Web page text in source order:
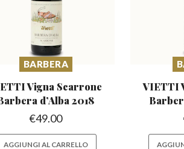
BARBERA
Vigna Scarrone
d’Alba 2018
€49.00
AGGIUNGI AL CARRELLO
VIETTI